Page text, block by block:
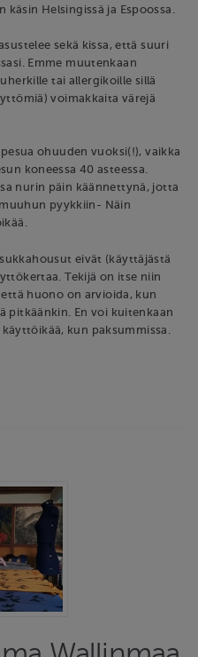
käsin Helsingissä ja Espoossa.
sekä kissa, että suuri
Emme muutenkaan
tai allergikoille sillä
voimakkaita värejä
ohuuden vuoksi(!), vaikka
koneessa 40 asteessa.
nurin päin käännettynä, jotta
pyykkiin- Näin
eivät (käyttäjästä
Tekijä on itse niin
huono on arvioida, kun
pitkäänkin. En voi kuitenkaan
kun paksummissa.